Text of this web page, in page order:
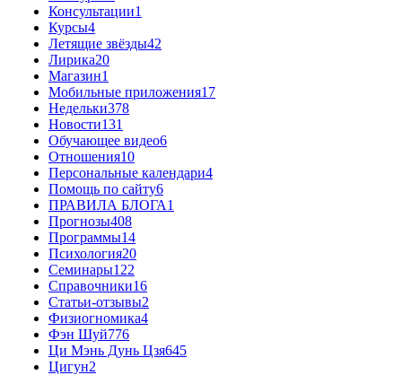
Консультации1
Курсы4
Летящие звёзды42
Лирика20
Магазин1
Мобильные приложения17
Недельки378
Новости131
Обучающее видео6
Отношения10
Персональные календари4
Помощь по сайту6
ПРАВИЛА БЛОГА1
Прогнозы408
Программы14
Психология20
Семинары122
Справочники16
Статьи-отзывы2
Физиогномика4
Фэн Шуй776
Ци Мэнь Дунь Цзя645
Цигун2